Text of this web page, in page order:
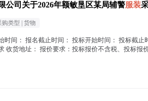
公司关于2026年额敏垦区某局辅警服装
购类型 | 货物
时间： 报名截止时间： 投标开始时间： 投标截
收货地址： 报价要求：投标报价不含税、投标